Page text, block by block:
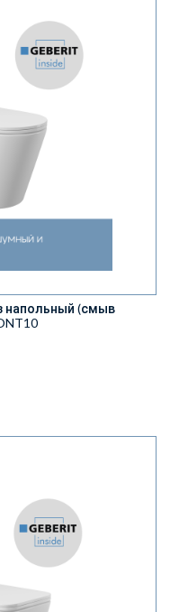
напольный (смыв